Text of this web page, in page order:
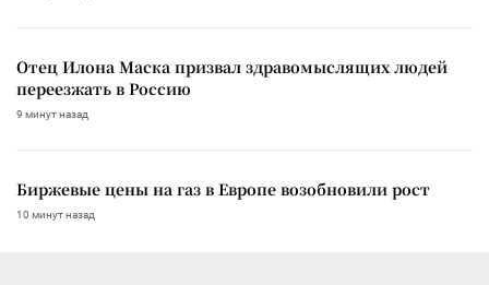
Отец Илона Маска призвал здравомыслящих людей
переезжать в Россию
9 минут назад
Биржевые цены на газ в Европе возобновили рост
10 минут назад